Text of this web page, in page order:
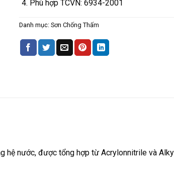
Phù hợp TCVN: 6934-2001
Danh mục:Sơn Chống Thấm
hệ nước, được tổng hợp từ Acrylonnitrile và